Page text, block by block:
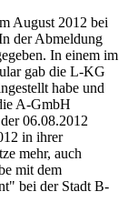
2012 bei
der Abmeldung
In einem im
gab die L-KG
habe und
A-GmbH
06.08.2012
in ihrer
mehr, auch
mit dem
bei der Stadt B-